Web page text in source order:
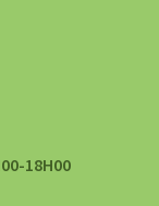
18H00